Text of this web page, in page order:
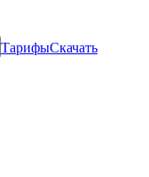
ТарифыСкачать